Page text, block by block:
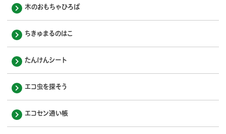
木のおもちゃひろば
ちきゅまるのはこ
たんけんシート
エコ虫を探そう
エコセン通い帳